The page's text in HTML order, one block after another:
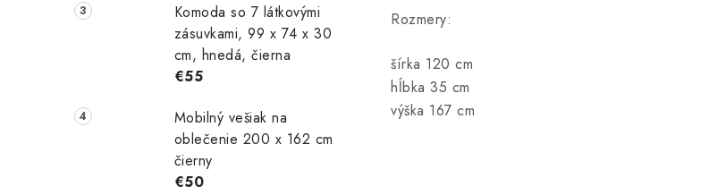
Komoda so 7 látkovými
zásuvkami, 99 x 74 x 30
cm, hnedá, čierna
€55
Mobilný vešiak na
oblečenie 200 x 162 cm
čierny
€50
Rozmery:
šírka 120 cm
hĺbka 35 cm
výška 167 cm